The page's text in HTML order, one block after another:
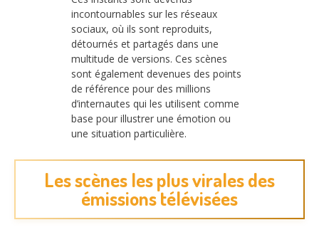
incontournables sur les réseaux
sociaux, où ils sont reproduits,
détournés et partagés dans une
multitude de versions. Ces scènes
sont également devenues des points
de référence pour des millions
d’internautes qui les utilisent comme
base pour illustrer une émotion ou
une situation particulière.
Les scènes les plus virales des
émissions télévisées